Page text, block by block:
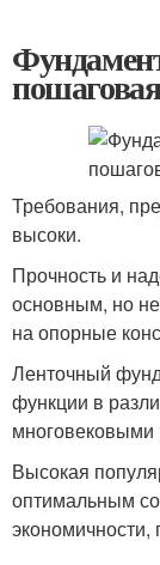
Требования,
высоки.
Прочность и
основным, но
на опорные
Ленточный
функции в
Высокая
оптимальным
экономичности,